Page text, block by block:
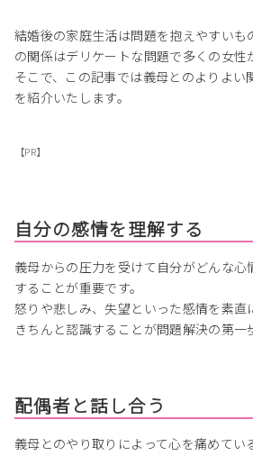
結婚後の家庭生活は問題を抱えやすいも
の関係はデリケートな問題で多くの女性
そこで、この記事では義母とのよりよい
を紹介いたします。
【PR】
自分の感情を理解する
義母からの圧力を受けて自分がどんな心
することが重要です。
怒りや悲しみ、失望といった感情を素直
きちんと認識することが問題解決の第一
配偶者と話し合う
義母とのやり取りによって心を痛めてい